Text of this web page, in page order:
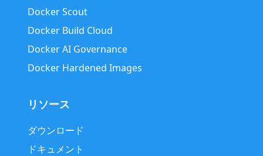
Docker Scout
Docker Build Cloud
Docker AI Governance
Docker Hardened Images
リソース
ダウンロード
ドキュメント